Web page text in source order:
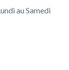
au Samedi